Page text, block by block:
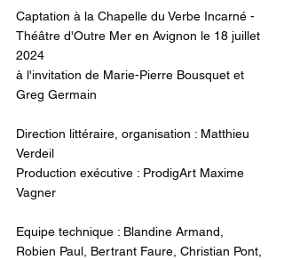
Captation à la Chapelle du Verbe Incarné -
Théâtre d'Outre Mer en Avignon le 18 juillet
2024
à l'invitation de Marie-Pierre Bousquet et
Greg Germain
Direction littéraire, organisation : Matthieu
Verdeil
Production exécutive : ProdigArt Maxime
Vagner
Equipe technique : Blandine Armand,
Robien Paul, Bertrant Faure, Christian Pont,